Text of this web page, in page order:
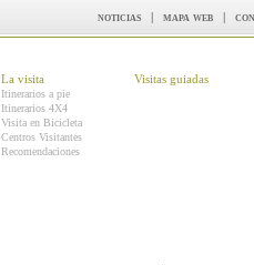
noticias | mapa web |
La visita
Itinerarios a pie
Itinerarios 4X4
Visita en Bicicleta
Centros Visitantes
Recomendaciones
Visitas guiadas